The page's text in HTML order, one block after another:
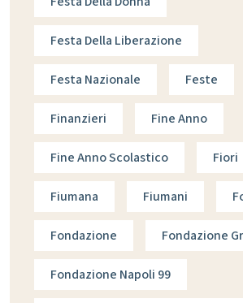
Festa Della Liberazione
Festa Nazionale Feste
Finanzieri Fine Anno
Fine Anno Scolastico Fiori
Fiumana Fiumani
Fondazione Fondazione
Fondazione Napoli 99